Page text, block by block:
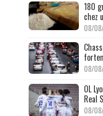
180
chez
08/
08/
OL
Real
08/